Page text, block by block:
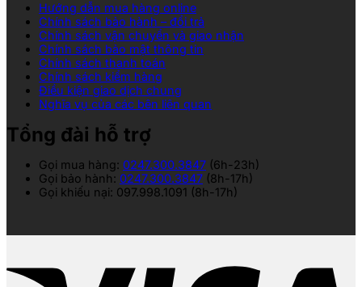
Hướng dẫn mua hàng online
Chính sách bảo hành – đổi trả
Chính sách vận chuyển và giao nhận
Chính sách bảo mật thông tin
Chính sách thanh toán
Chính sách kiểm hàng
Điều kiện giao dịch chung
Nghĩa vụ của các bên liên quan
Tổng đài hỗ trợ
Gọi mua hàng: 0247.300.3847 (6h-23h)
Gọi bảo hành: 0247.300.3847 (8h-17h)
Gọi khiếu nại: 097.998.1091 (8h-17h)